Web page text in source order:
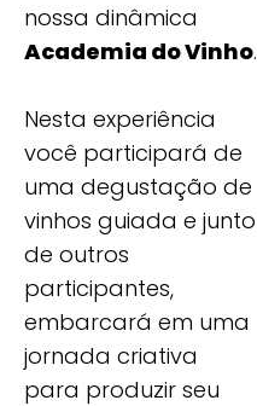
nossa dinâmica
Academia do Vinho.
Nesta experiência
você participará de
uma degustação de
vinhos guiada e junto
de outros
participantes,
embarcará em uma
jornada criativa
para produzir seu